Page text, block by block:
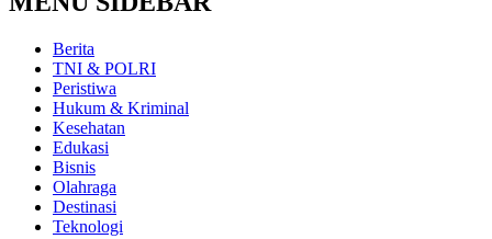
Berita
TNI & POLRI
Peristiwa
Hukum & Kriminal
Kesehatan
Edukasi
Bisnis
Olahraga
Destinasi
Teknologi